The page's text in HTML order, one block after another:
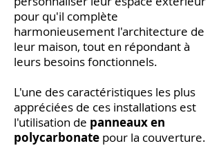
pour qu'il complète
harmonieusement l'architecture de
leur maison, tout en répondant à
leurs besoins fonctionnels.
L'une des caractéristiques les plus
appréciées de ces installations est
l'utilisation de panneaux en
polycarbonate pour la couverture.